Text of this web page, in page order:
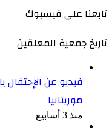
تابعنا على فيسبوك
تاريخ جمعية المعلقين
فيديو عن الإحتفال
موريتانيا
منذ 3 أسابيع